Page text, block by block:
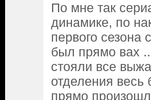
По мне так
динамике, по
первого сезона
был прямо вах
стояли все
отделения весь
прямо